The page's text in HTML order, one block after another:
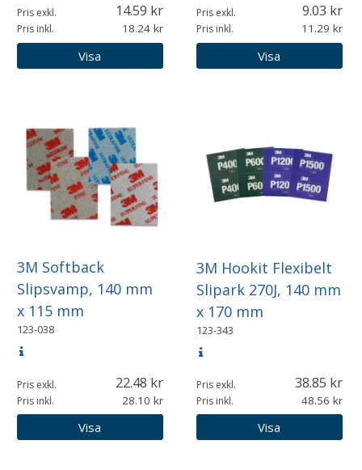
Pris exkl. 14.59
Pris inkl. 18.24
Visa
Pris exkl. 9.03
Pris inkl. 11.29
Visa
3M Softback
Slipsvamp, 140 mm
x 115 mm
123-038
Pris exkl. 22.48
Pris inkl. 28.10
Visa
3M Hookit Flexibelt
Slipark 270J, 140 mm
x 170 mm
123-343
Pris exkl. 38.85
Pris inkl. 48.56
Visa